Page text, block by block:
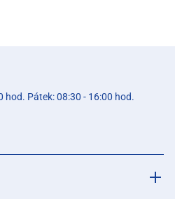
hod. Pátek: 08:30 - 16:00 hod.